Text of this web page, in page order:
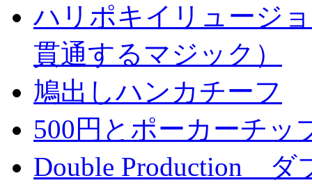
ハリポキイリュージ
貫通するマジック）
鳩出しハンカチーフ
500円とポーカーチッ
Double Production ダ